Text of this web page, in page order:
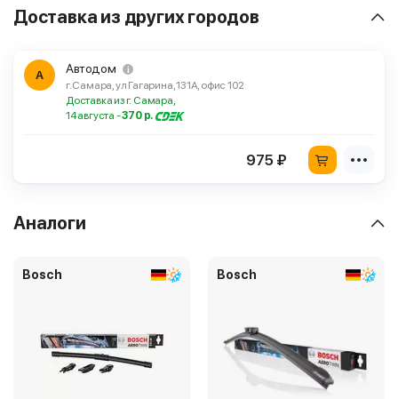
Доставка из других городов
А Автодом
г. Самара, ул Гагарина, 131А, офис 102
Доставка из г. Самара,
14 августа -370 р.
975 ₽
Аналоги
Bosch Bosch